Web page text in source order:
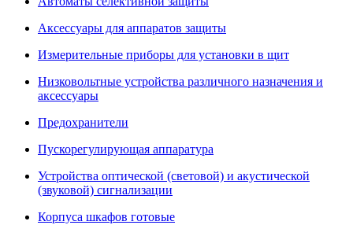
Аксессуары для аппаратов защиты
Измерительные приборы для установки в щит
Низковольтные устройства различного назначения и
аксессуары
Предохранители
Пускорегулирующая аппаратура
Устройства оптической (световой) и акустической
(звуковой) сигнализации
Корпуса шкафов готовые